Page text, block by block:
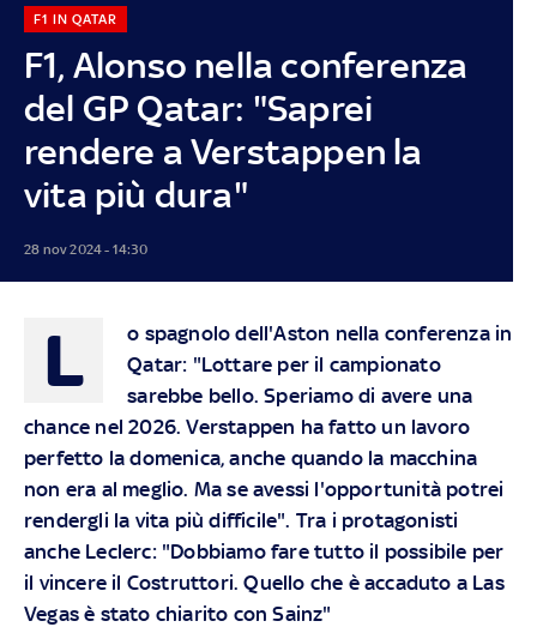
F1, Alonso nella conferenza
del GP Qatar: "Saprei
rendere a Verstappen la
vita più dura"
F1 IN QATAR
28 nov 2024 - 14:30
L
o spagnolo dell'Aston nella conferenza in
Qatar: "Lottare per il campionato
sarebbe bello. Speriamo di avere una
chance nel 2026. Verstappen ha fatto un lavoro
perfetto la domenica, anche quando la macchina
non era al meglio. Ma se avessi l'opportunità potrei
rendergli la vita più difficile". Tra i protagonisti
anche Leclerc: "Dobbiamo fare tutto il possibile per
il vincere il Costruttori. Quello che è accaduto a Las
Vegas è stato chiarito con Sainz"